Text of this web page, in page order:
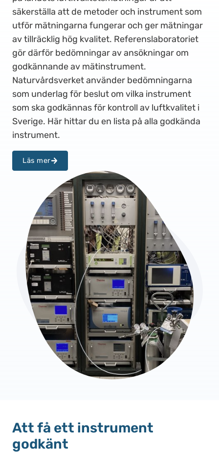
säkerställa att de metoder och instrument som
utför mätningarna fungerar och ger mätningar
av tillräcklig hög kvalitet. Referenslaboratoriet
gör därför bedömningar av ansökningar om
godkännande av mätinstrument.
Naturvårdsverket använder bedömningarna
som underlag för beslut om vilka instrument
som ska godkännas för kontroll av luftkvalitet i
Sverige. Här hittar du en lista på alla godkända
instrument.
Läs mer
Att få ett instrument
godkänt